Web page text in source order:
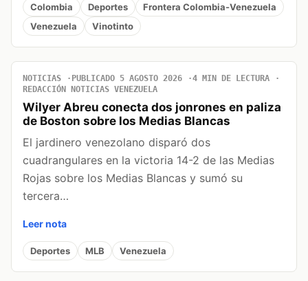
Colombia Deportes
Frontera Colombia-Venezuela
Venezuela
Vinotinto
NOTICIAS PUBLICADO 5 AGOSTO 2026
4 MIN DE LECTURA
REDACCIÓN NOTICIAS VENEZUELA
Wilyer Abreu conecta dos jonrones en paliza
de Boston sobre los Medias Blancas
El jardinero venezolano disparó dos
cuadrangulares en la victoria 14-2 de las Medias
Rojas sobre los Medias Blancas y sumó su
tercera…
Leer nota
Deportes MLB Venezuela